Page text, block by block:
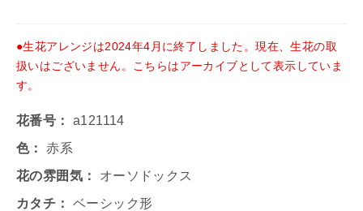
●生花アレンジは2024年4月に終了しました。現在、生花の取
扱いはございません。こちらはアーカイブとして表示していま
す。
花番号：
a121114
色：
赤系
花の雰囲気：
オーソドックス
カタチ：
ベーシック形